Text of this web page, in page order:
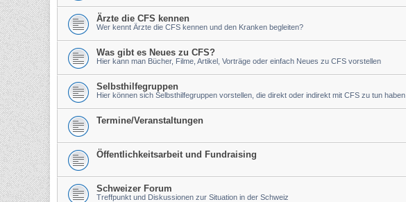
Ärzte die CFS kennen
Wer kennt Ärzte die CFS kennen und den Kranken begleiten?
Was gibt es Neues zu CFS?
Hier kann man Bücher, Filme, Artikel, Vorträge oder einfach Neues zu CFS vorstellen
Selbsthilfegruppen
Hier können sich Selbsthilfegruppen vorstellen, die direkt oder indirekt mit CFS zu tun haben
Termine/Veranstaltungen
Öffentlichkeitsarbeit und Fundraising
Schweizer Forum
Treffpunkt und Diskussionen zur Situation in der Schweiz